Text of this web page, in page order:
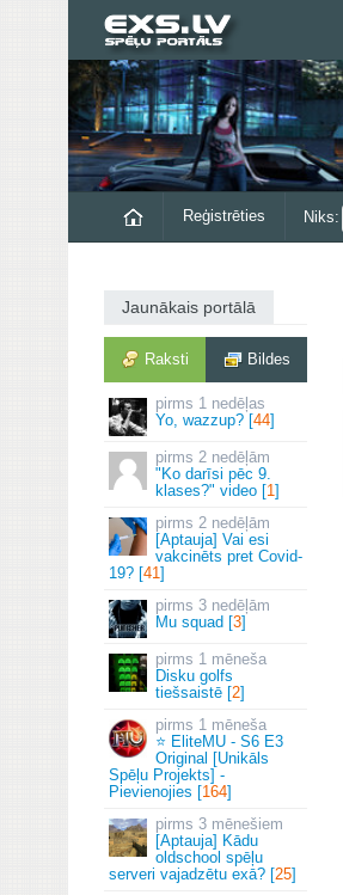
Reģistrēties Niks:
Jaunākais portālā
Raksti Bildes
1 nedēļas
Yo, wazzup? [44]
2 nedēļām
"Ko darīsi pēc 9.
klases?" video [1]
2 nedēļām
[Aptauja] Vai esi
vakcinēts pret Covid-
19? [41]
3 nedēļām
Mu squad [3]
1 mēneša
Disku golfs
tiešsaistē [2]
1 mēneša
⭐ EliteMU - S6 E3
Original [Unikāls
Spēļu Projekts] -
Pievienojies [164]
3 mēnešiem
[Aptauja] Kādu
oldschool spēļu
serveri vajadzētu exā? [25]